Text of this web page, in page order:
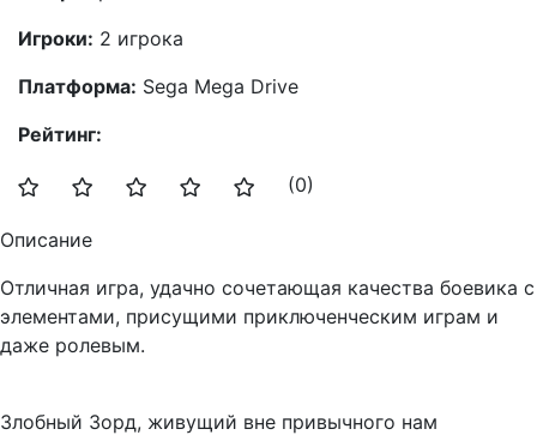
Игроки: 2 игрока
Платформа: Sega Mega Drive
Рейтинг:
(0)
Описание
Отличная игра, удачно сочетающая качества боевика с
элементами, присущими приключенческим играм и
даже ролевым.
Злобный Зорд, живущий вне привычного нам